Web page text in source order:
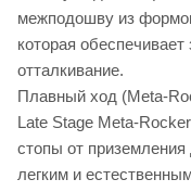
межподошву из
которая
отталкивание.
Плавный ход (Meta-
Late Stage Meta-
стопы от
легким и